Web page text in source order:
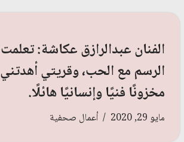
الفنان عبدالرازق عكاشة: تعلمت
الرسم مع الحب، وقريتي أهدتني
مخزونًا فنيًا وإنسانيًا هائلًا.
مايو 29, 2020 أعمال صحفية